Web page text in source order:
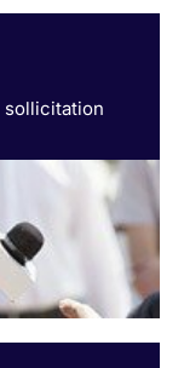
sollicitation